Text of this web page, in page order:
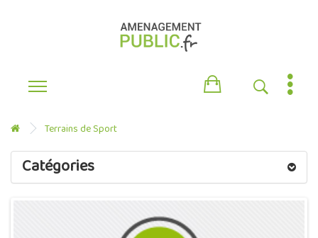
Terrains de Sport
Catégories